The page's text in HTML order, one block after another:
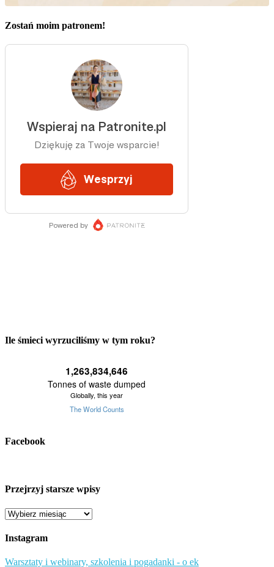
Zostań moim patronem!
Ile śmieci wyrzuciliśmy w tym roku?
Facebook
Przejrzyj starsze wpisy
Przejrzyj
wpisy
Instagram
Warsztaty i webinary, szkolenia i pogadanki - o ek